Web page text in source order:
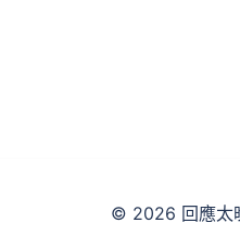
© 2026 回應太